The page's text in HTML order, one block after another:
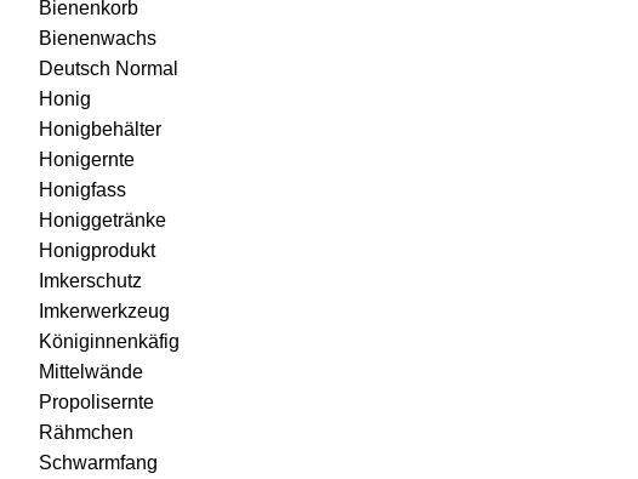
Bienenkorb
Bienenwachs
Deutsch Normal
Honig
Honigbehälter
Honigernte
Honigfass
Honiggetränke
Honigprodukt
Imkerschutz
Imkerwerkzeug
Königinnenkäfig
Mittelwände
Propolisernte
Rähmchen
Schwarmfang